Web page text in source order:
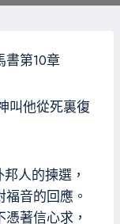
書第10章
叫他從死裏復
人的揀選，
音的回應。
著信心求，